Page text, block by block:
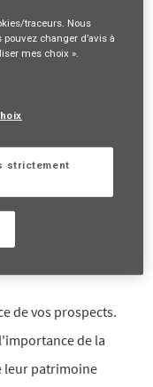
outemps partagé
avec nous !
chaque jour
humain en
contact des
AXA en fonction
de vos prospects.
de la
leur patrimoine
traceurs. Nous
changer d’avis à
mes choix ».
strictement